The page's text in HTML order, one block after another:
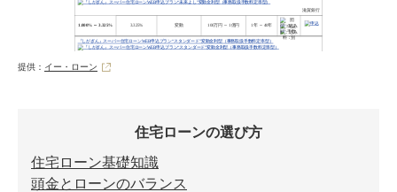
提供： イー・ローン
住宅ローンの選び方
住宅ローン基礎知識
頭金とローンのバランス